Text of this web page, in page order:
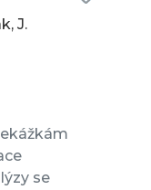
J.
se